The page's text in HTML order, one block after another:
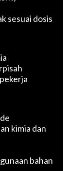
sesuai dosis
kimia dan
bahan